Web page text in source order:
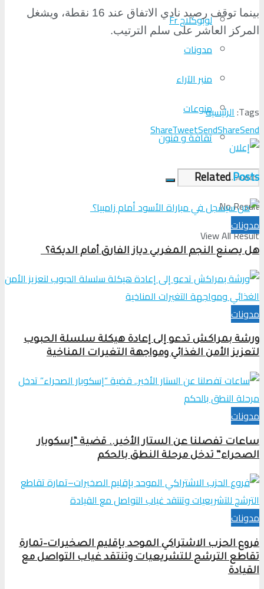
لوبوكلاج Fr
مدونات
منبر الآراء
منوعات
ثقافة و فنون
No Result
View All Result
بينما توقف رصيد نادي الاتفاق عند 16 نقطة، ويشغل
المركز العاشر على سلم الترتيب.
Tags: الرئيسية
ShareTweetSendShareSend
RelatedPosts
مدونات
هل يصنع النجم المغربي دياز الفارق أمام الديكة؟
مدونات
ورشة بمراكش تدعو إلى إعادة هيكلة سلسلة الحبوب
لتعزيز الأمن الغذائي ومواجهة التغيرات المناخية
مدونات
ساعات تفصلنا عن الستار الأخير.. قضية “إسكوبار
الصحراء” تدخل مرحلة النطق بالحكم
مدونات
فروع الحزب الاشتراكي الموحد بإقليم الصخيرات–تمارة
تقاطع الترشح للتشريعيات وتنتقد غياب التواصل مع
القيادة